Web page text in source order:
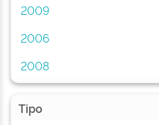
2009
2006
2008
Tipo